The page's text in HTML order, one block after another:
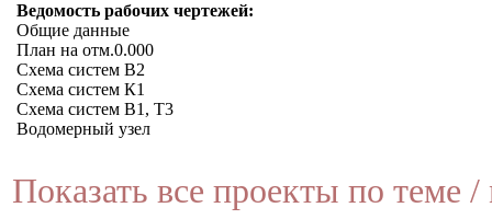
Ведомость рабочих чертежей:
Общие данные
План на отм.0.000
Схема систем В2
Схема систем К1
Схема систем В1, Т3
Водомерный узел
Показать все проекты по теме /